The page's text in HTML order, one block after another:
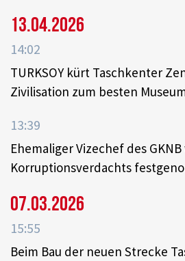
13.04.2026
14:02
TURKSOY kürt Taschkenter
Zivilisation zum besten
13:39
Ehemaliger Vizechef des
Korruptionsverdachts
07.03.2026
15:55
Beim Bau der neuen Strecke